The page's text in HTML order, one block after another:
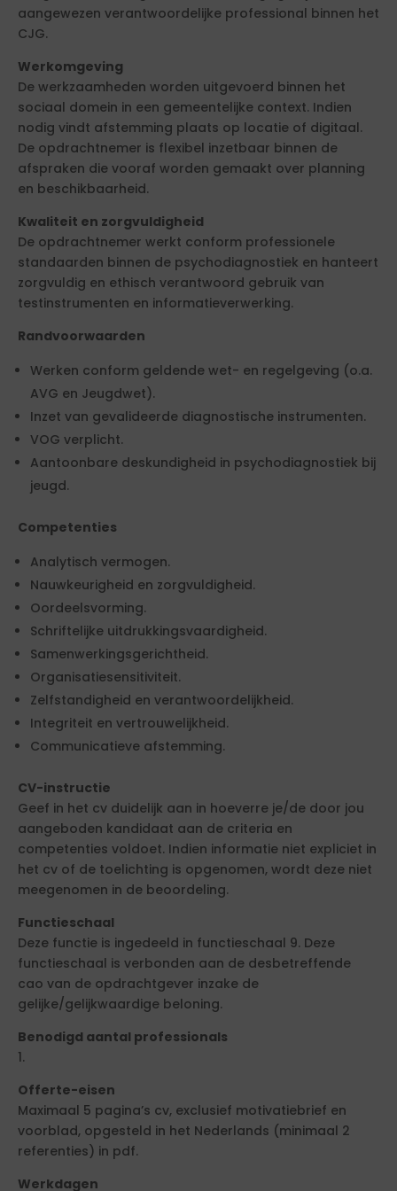
aangewezen verantwoordelijke professional binnen het
CJG.
Werkomgeving
De werkzaamheden worden uitgevoerd binnen het
sociaal domein in een gemeentelijke context. Indien
nodig vindt afstemming plaats op locatie of digitaal.
De opdrachtnemer is flexibel inzetbaar binnen de
afspraken die vooraf worden gemaakt over planning
en beschikbaarheid.
Kwaliteit en zorgvuldigheid
De opdrachtnemer werkt conform professionele
standaarden binnen de psychodiagnostiek en hanteert
zorgvuldig en ethisch verantwoord gebruik van
testinstrumenten en informatieverwerking.
Randvoorwaarden
Werken conform geldende wet- en regelgeving (o.a.
AVG en Jeugdwet).
Inzet van gevalideerde diagnostische instrumenten.
VOG verplicht.
Aantoonbare deskundigheid in psychodiagnostiek bij
jeugd.
Competenties
Analytisch vermogen.
Nauwkeurigheid en zorgvuldigheid.
Oordeelsvorming.
Schriftelijke uitdrukkingsvaardigheid.
Samenwerkingsgerichtheid.
Organisatiesensitiviteit.
Zelfstandigheid en verantwoordelijkheid.
Integriteit en vertrouwelijkheid.
Communicatieve afstemming.
CV-instructie
Geef in het cv duidelijk aan in hoeverre je/de door jou
aangeboden kandidaat aan de criteria en
competenties voldoet. Indien informatie niet expliciet in
het cv of de toelichting is opgenomen, wordt deze niet
meegenomen in de beoordeling.
Functieschaal
Deze functie is ingedeeld in functieschaal 9. Deze
functieschaal is verbonden aan de desbetreffende
cao van de opdrachtgever inzake de
gelijke/gelijkwaardige beloning.
Benodigd aantal professionals
1.
Offerte-eisen
Maximaal 5 pagina’s cv, exclusief motivatiebrief en
voorblad, opgesteld in het Nederlands (minimaal 2
referenties) in pdf.
Werkdagen